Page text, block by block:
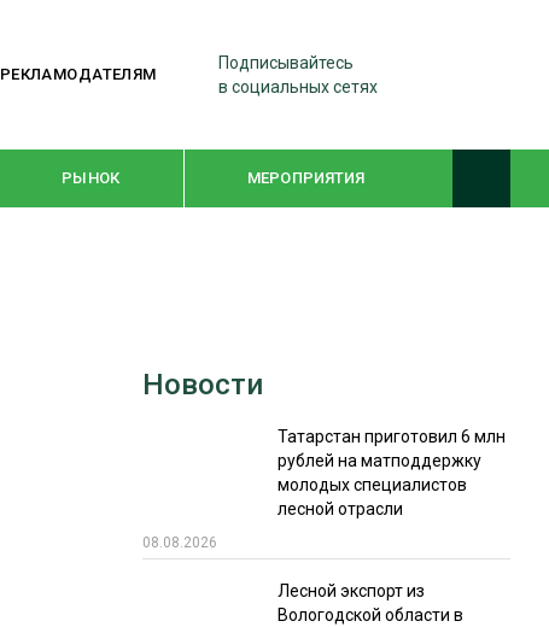
РЕКЛАМОДАТЕЛЯМ
Подписывайтесь
в социальных сетях
РЫНОК МЕРОПРИЯТИЯ
WOODEX-2021
СУШКА ДРЕВЕСИНЫ
Новости
Татарстан приготовил 6 млн
рублей на матподдержку
молодых специалистов
лесной отрасли
08.08.2026
Лесной экспорт из
Вологодской области в